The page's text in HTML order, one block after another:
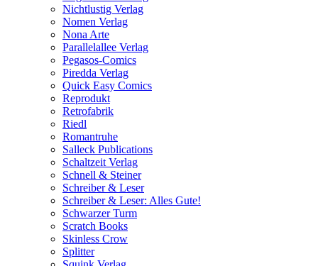
Nichtlustig Verlag
Nomen Verlag
Nona Arte
Parallelallee Verlag
Pegasos-Comics
Piredda Verlag
Quick Easy Comics
Reprodukt
Retrofabrik
Riedl
Romantruhe
Salleck Publications
Schaltzeit Verlag
Schnell & Steiner
Schreiber & Leser
Schreiber & Leser: Alles Gute!
Schwarzer Turm
Scratch Books
Skinless Crow
Splitter